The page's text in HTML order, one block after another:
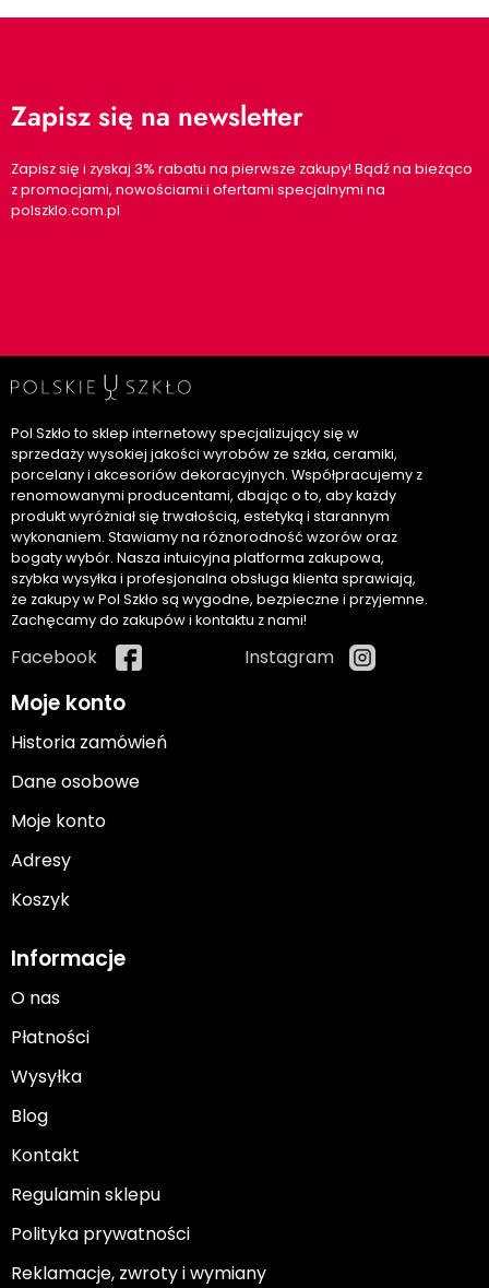
Zapisz się na newsletter
Zapisz się i zyskaj 3% rabatu na pierwsze zakupy! Bądź na bieżąco
z promocjami, nowościami i ofertami specjalnymi na
polszklo.com.pl
Pol Szkło to sklep internetowy specjalizujący się w
sprzedaży wysokiej jakości wyrobów ze szkła, ceramiki,
porcelany i akcesoriów dekoracyjnych. Współpracujemy z
renomowanymi producentami, dbając o to, aby każdy
produkt wyróżniał się trwałością, estetyką i starannym
wykonaniem. Stawiamy na różnorodność wzorów oraz
bogaty wybór. Nasza intuicyjna platforma zakupowa,
szybka wysyłka i profesjonalna obsługa klienta sprawiają,
że zakupy w Pol Szkło są wygodne, bezpieczne i przyjemne.
Zachęcamy do zakupów i kontaktu z nami!
Facebook Instagram
Moje konto
Historia zamówień
Dane osobowe
Moje konto
Adresy
Koszyk
Informacje
O nas
Płatności
Wysyłka
Blog
Kontakt
Regulamin sklepu
Polityka prywatności
Reklamacje, zwroty i wymiany